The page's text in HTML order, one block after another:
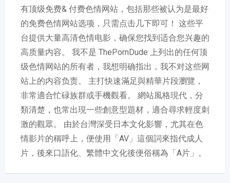
有顶级免费& 付费色情网站，包括那些被认为是最好
的免费色情网站选项，只需点击几下即可！ 这些平
台提供大量高清色情电影，确保您找到适合您兴趣的
高质量内容。 我不是 ThePornDude 上列出的任何顶
级色情网站的所有者，我想明确指出，我不对这些网
站上的内容负责。 主打快速滿足與精華片段瀏覽，
非常適合忙碌族群或手機觀看。 網站風格現代，分
類清楚，也常出現一些創意型題材，適合尋求輕度刺
激的觀眾。 由於台灣深受日本文化影響，尤其在色
情影片的稱呼上，便使用「AV」這個詞來指代成人
片，後來口語化、繁體中文化後便俗稱為「A片」。